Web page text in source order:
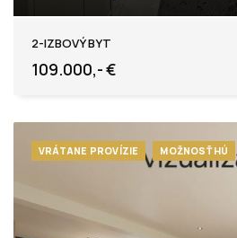
2-IZBOVÝ BYT
109.000,- €
VRÁTANE PROVÍZIE MOŽNOSŤ HÚ